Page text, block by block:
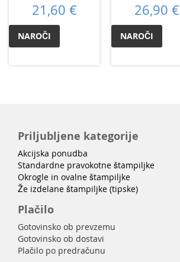
21,60 €
NAROČI
26,90 €
NAROČI
Priljubljene kategorije
Akcijska ponudba
Standardne pravokotne štampiljke
Okrogle in ovalne štampiljke
Že izdelane štampiljke (tipske)
Plačilo
Gotovinsko ob prevzemu
Gotovinsko ob dostavi
Plačilo po predračunu